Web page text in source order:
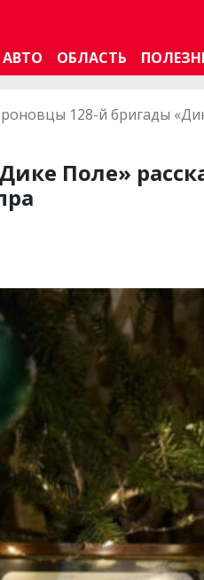
АВТО ОБЛАСТЬ
128-й бригады
Поле»